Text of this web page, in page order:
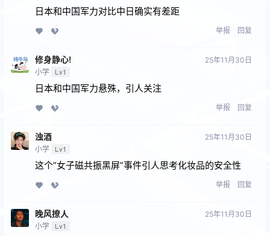
日本和中国军力对比中日确实有差距
举报 回复
修身静心!
小学 Lv1
25年11月30日
日本和中国军力悬殊，引人关注
举报 回复
浊酒
小学 Lv1
25年11月30日
这个”女子磁共振黑屏”事件引人思考化妆品的安全性
举报 回复
晚风撩人
小学 Lv1
25年11月30日